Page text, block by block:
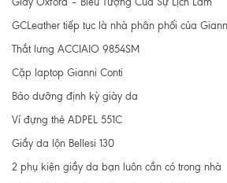
GCLeather tiếp tục là nhà phân phối của
Thắt lưng ACCIAIO 9854SM
Cặp laptop Gianni Conti
Bảo dưỡng định kỳ giày da
Ví đựng thẻ ADPEL 551C
Giầy da lộn Bellesi 130
2 phụ kiện giầy da bạn luôn cần có trong nhà